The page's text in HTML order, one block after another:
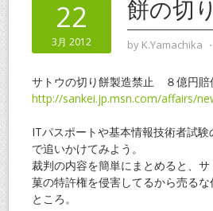
22
3月 2012
餅の切
by K.Yamachika ⋅
サトウの切り餅製造禁止 ８億円
http://sankei.jp.msn.com/affairs/
ITパスポートや基本情報技術者試
で追いかけてみよう。
裁判の内容を簡単にまとめると、
菓の特許権を侵害してるから売る
ところ。